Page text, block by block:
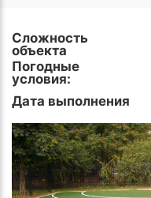
Сложность
объекта
Погодные
условия:
Дата выполнения